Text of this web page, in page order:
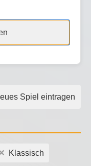
Spiel eintragen
Klassisch